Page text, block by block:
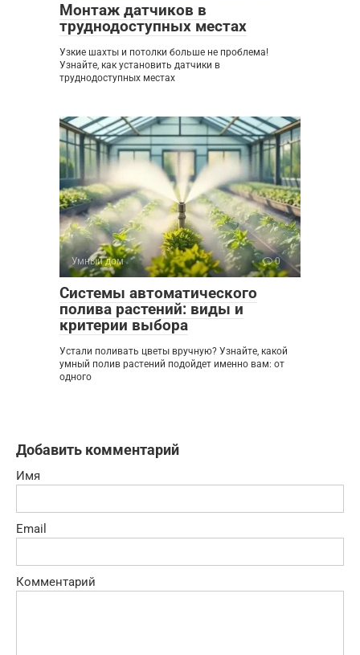
Монтаж датчиков в
труднодоступных местах
Узкие шахты и потолки больше не проблема!
Узнайте, как установить датчики в
труднодоступных местах
Умный дом 0
Системы автоматического
полива растений: виды и
критерии выбора
Устали поливать цветы вручную? Узнайте, какой
умный полив растений подойдет именно вам: от
одного
Добавить комментарий
Имя
Email
Комментарий